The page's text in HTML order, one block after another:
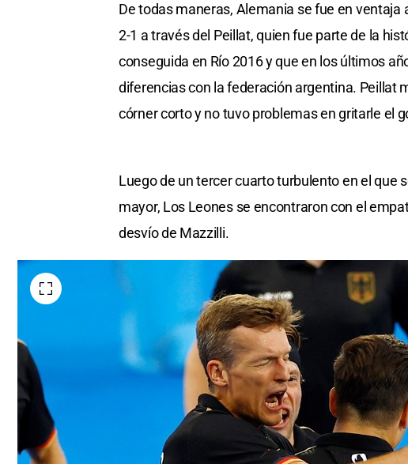
De todas maneras, Alemania se fue en ventaja
2-1 a través del Peillat, quien fue parte de la
conseguida en Río 2016 y que en los últimos
diferencias con la federación argentina. Peillat
córner corto y no tuvo problemas en gritarle el
Luego de un tercer cuarto turbulento en el que
mayor, Los Leones se encontraron con el
desvío de Mazzilli.